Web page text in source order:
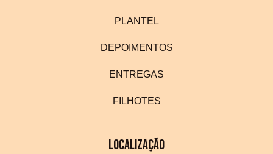
PLANTEL
DEPOIMENTOS
ENTREGAS
FILHOTES
LOCALIZAÇÃO